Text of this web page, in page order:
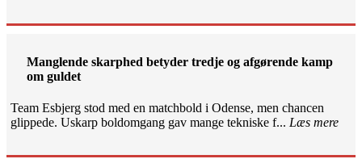
Manglende skarphed betyder tredje og afgørende kamp
om guldet
Team Esbjerg stod med en matchbold i Odense, men chancen
glippede. Uskarp boldomgang gav mange tekniske f... Læs mere